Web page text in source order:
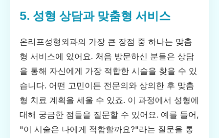
5. 성형 상담과 맞춤형 서비스
온리프성형외과의 가장 큰 장점 중 하나는 맞춤
형 서비스에 있어요. 처음 방문하신 분들은 상담
을 통해 자신에게 가장 적합한 시술을 찾을 수 있
습니다. 어떤 고민이든 전문의와 상의한 후 맞춤
형 치료 계획을 세울 수 있죠. 이 과정에서 성형에
대해 궁금한 점들을 질문할 수 있어요. 예를 들어,
"이 시술은 나에게 적합할까요?"라는 질문을 통